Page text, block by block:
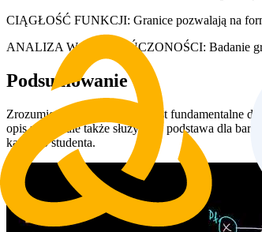
CIĄGŁOŚĆ FUNKCJI: Granice pozwalają na
ANALIZA W NIESKOŃCZONOŚCI: Badanie
Podsumowanie
Zrozumienie granicy funkcji jest fundamentalne
opis zmian, ale także służy jako podstawa dla
każdego studenta.